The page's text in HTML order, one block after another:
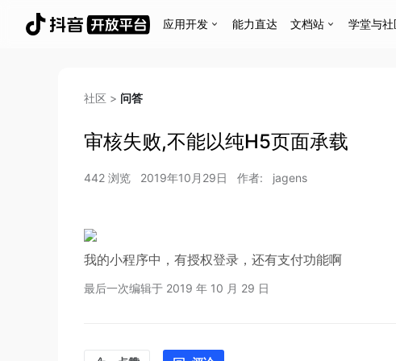
应用开发 能力直达 文档站 学堂与社
社区 > 问答
审核失败,不能以纯H5页面承载
442 浏览 2019年10月29日 作者: jagens
我的小程序中，有授权登录，还有支付功能啊
最后一次编辑于 2019 年 10 月 29 日